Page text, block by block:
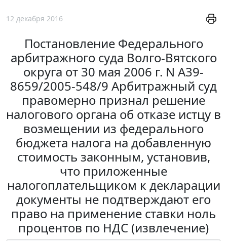
12 декабря 2016
Постановление Федерального
арбитражного суда Волго-Вятского
округа от 30 мая 2006 г. N А39-
8659/2005-548/9 Арбитражный суд
правомерно признал решение
налогового органа об отказе истцу в
возмещении из федерального
бюджета налога на добавленную
стоимость законным, установив,
что приложенные
налогоплательщиком к декларации
документы не подтверждают его
право на применение ставки ноль
процентов по НДС (извлечение)